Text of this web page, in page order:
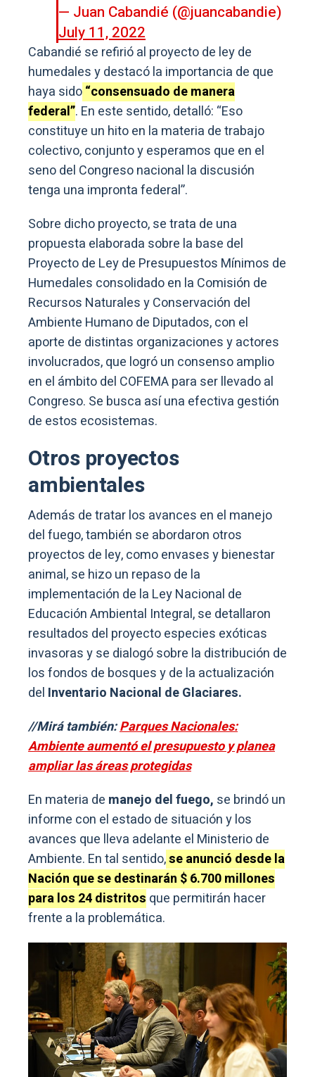
— Juan Cabandié (@juancabandie)
July 11, 2022
Cabandié se refirió al proyecto de ley de
humedales y destacó la importancia de que
haya sido“consensuado de manera
federal”. En este sentido, detalló: “Eso
constituye un hito en la materia de trabajo
colectivo, conjunto y esperamos que en el
seno del Congreso nacional la discusión
tenga una impronta federal”.
Sobre dicho proyecto, se trata de una
propuesta elaborada sobre la base del
Proyecto de Ley de Presupuestos Mínimos de
Humedales consolidado en la Comisión de
Recursos Naturales y Conservación del
Ambiente Humano de Diputados, con el
aporte de distintas organizaciones y actores
involucrados, que logró un consenso amplio
en el ámbito del COFEMA para ser llevado al
Congreso. Se busca así una efectiva gestión
de estos ecosistemas.
Otros proyectos
ambientales
Además de tratar los avances en el manejo
del fuego, también se abordaron otros
proyectos de ley, como envases y bienestar
animal, se hizo un repaso de la
implementación de la Ley Nacional de
Educación Ambiental Integral, se detallaron
resultados del proyecto especies exóticas
invasoras y se dialogó sobre la distribución de
los fondos de bosques y de la actualización
del Inventario Nacional de Glaciares.
//Mirá también:Parques Nacionales:
Ambiente aumentó el presupuesto y planea
ampliar las áreas protegidas
En materia de manejo del fuego, se brindó un
informe con el estado de situación y los
avances que lleva adelante el Ministerio de
Ambiente. En tal sentido,se anunció desde la
Nación que se destinarán $ 6.700 millones
para los 24 distritos que permitirán hacer
frente a la problemática.